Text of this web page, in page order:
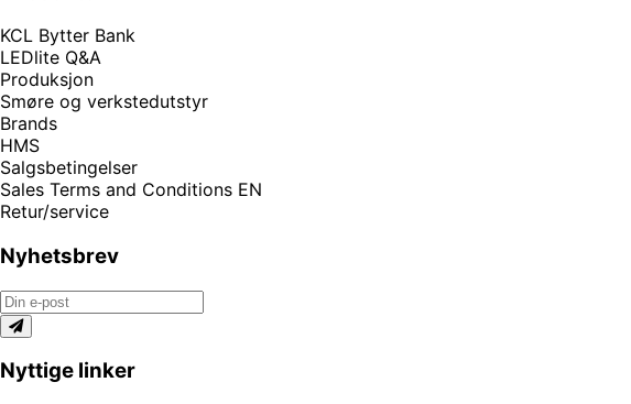
KCL Bytter Bank
LEDlite Q&A
Produksjon
Smøre og verkstedutstyr
Brands
HMS
Salgsbetingelser
Sales Terms and Conditions EN
Retur/service
Nyhetsbrev
Nyttige linker